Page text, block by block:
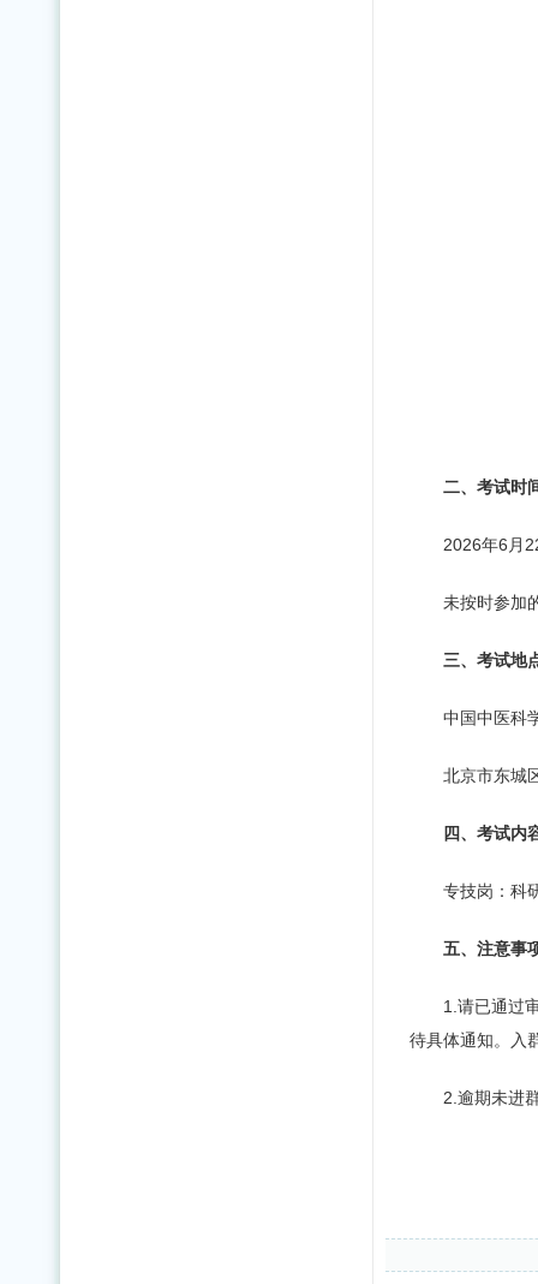
二、 考试时
2026年6月
未按时参加
三、 考试地
中国中医科
北京市东城
四、 考试内
专技岗：科
五、注意事
1.请已通过
待具体通知。入
2.逾期未进